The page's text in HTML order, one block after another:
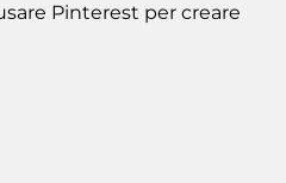
Pinterest per creare